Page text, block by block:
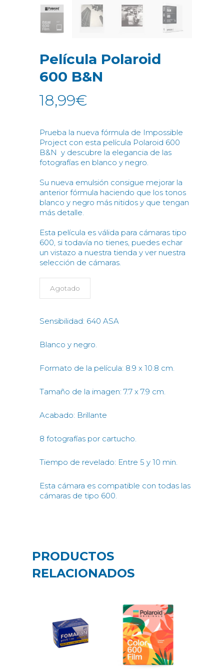
Película Polaroid
600 B&N
18,99€
Prueba la nueva fórmula de Impossible
Project con esta película Polaroid 600
B&N y descubre la elegancia de las
fotografías en blanco y negro.
Su nueva emulsión consigue mejorar la
anterior fórmula haciendo que los tonos
blanco y negro más nitidos y que tengan
más detalle.
Esta película es válida para cámaras tipo
600, si todavía no tienes, puedes echar
un vistazo a nuestra tienda y ver nuestra
selección de cámaras.
Agotado
Sensibilidad: 640 ASA
Blanco y negro.
Formato de la película: 8.9 x 10.8 cm.
Tamaño de la imagen: 7.7 x 7.9 cm.
Acabado: Brillante
8 fotografías por cartucho.
Tiempo de revelado: Entre 5 y 10 min.
Esta cámara es compatible con todas las
cámaras de tipo 600.
PRODUCTOS
RELACIONADOS
3,95€ 19,99€